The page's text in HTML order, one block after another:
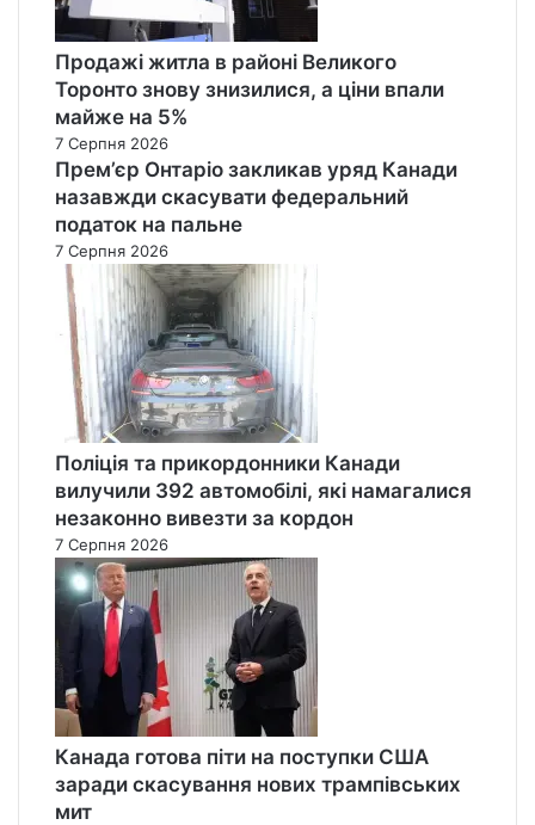
Продажі житла в районі Великого
Торонто знову знизилися, а ціни впали
майже на 5%
7 Серпня 2026
Прем’єр Онтаріо закликав уряд Канади
назавжди скасувати федеральний
податок на пальне
7 Серпня 2026
Поліція та прикордонники Канади
вилучили 392 автомобілі, які намагалися
незаконно вивезти за кордон
7 Серпня 2026
Канада готова піти на поступки США
заради скасування нових трампівських
мит